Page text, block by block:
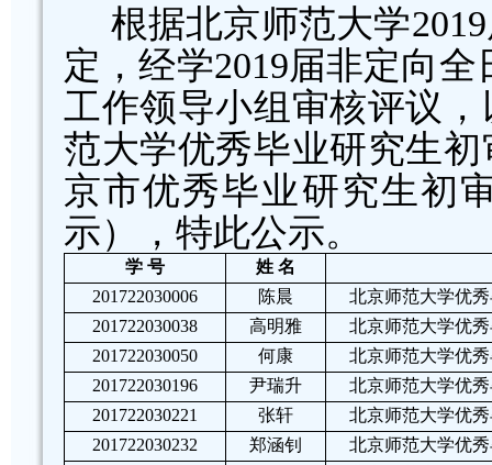
根据北京师范大学
定，经学2019届非定向
工作领导小组审核评议
范大学优秀毕业研究生
京市优秀毕业研究生初
示），特此公示。
学 号
姓 名
201722030006
陈晨
北京师范大学优
201722030038
高明雅
北京师范大学优
201722030050
何康
北京师范大学优
201722030196
尹瑞升
北京师范大学优
201722030221
张轩
北京师范大学优
201722030232
郑涵钊
北京师范大学优